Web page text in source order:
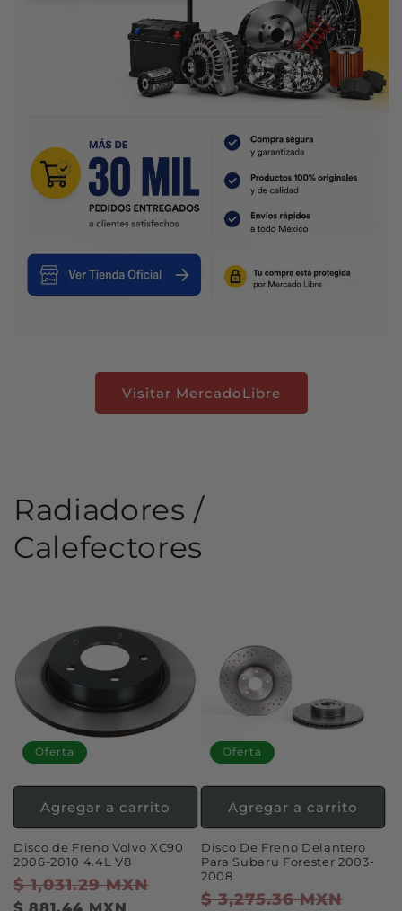
Visitar MercadoLibre
Radiadores /
Calefectores
Oferta
Disco de Freno Volvo XC90
2006-2010 4.4L V8
Precio
habitual
$ 1,031.29 MXN
Precio
Agregar a carrito
Oferta
Disco De Freno Delantero
Para Subaru Forester 2003-
2008
Precio
$ 3,275.36 MXN
Agregar a carrito